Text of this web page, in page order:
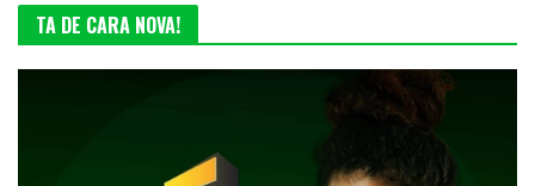
TA DE CARA NOVA!